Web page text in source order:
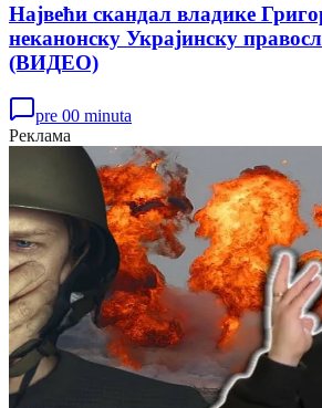
Највећи скандал владике
неканонску Украјинску
(ВИДЕО)
pre 00 minuta
Реклама